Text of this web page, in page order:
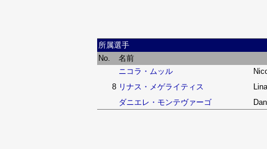
所属選手
No.
名前
ニコラ・ムッル
8 リナス・メゲライティス
ダニエレ・モンテヴァーゴ